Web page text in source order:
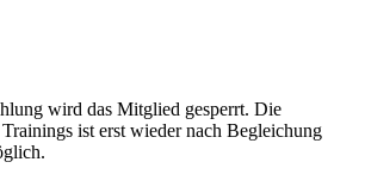
wird das Mitglied gesperrt. Die
ist erst wieder nach Begleichung